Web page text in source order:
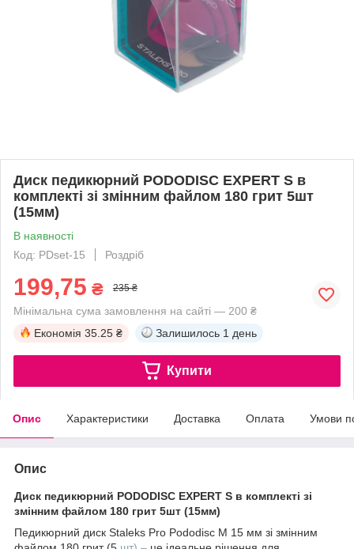
Диск педикюрний PODODISC EXPERT S в
комплекті зі змінним файлом 180 грит 5шт
(15мм)
В наявності
Код: PDset-15
Роздріб
199,75 ₴ 235 ₴
Мінімальна сума замовлення на сайті — 200 ₴
Економія 35.25 ₴ Залишилось 1 день
Купити
Опис Характеристики Доставка Оплата Умови
Опис
Диск педикюрний PODODISC EXPERT S в комплекті зі
змінним файлом 180 грит 5шт (15мм)
Педикюрний диск Staleks Pro Pododisc М 15 мм зі змінним